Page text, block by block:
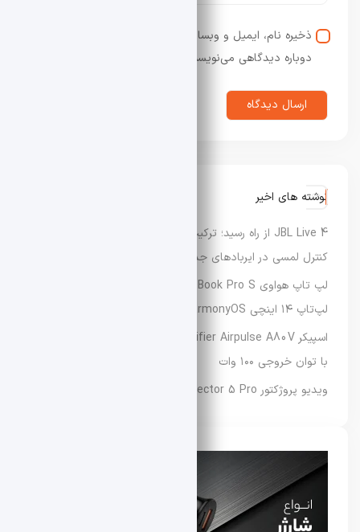
ذخیره نام، ایمیل و وبسایت من در مرورگر برای زمانی که
دوباره دیدگاهی می‌نویسم.
نوشته های اخیر
کنترل لمسی در ایربادهای جدید
لپ‌تاپ ۱۴ اینچی HarmonyOS با وزن تنها ۷۹۸ گرم
با توان خروجی ۱۰۰ وات
ویدیو پروژکتور Redmi Projector 5 Pro شیائومی معرفی شد